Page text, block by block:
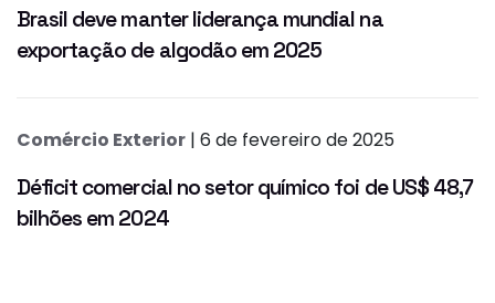
Brasil deve manter liderança mundial na
exportação de algodão em 2025
Comércio Exterior | 6 de fevereiro de 2025
Déficit comercial no setor químico foi de US$ 48,7
bilhões em 2024